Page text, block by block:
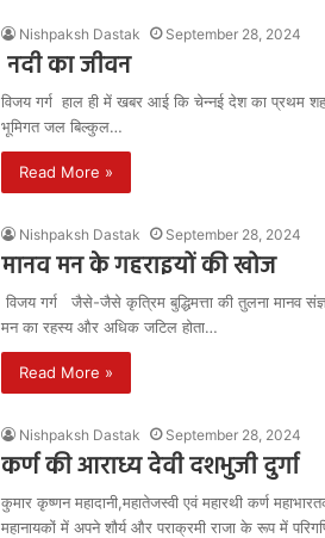
Nishpaksh Dastak September 28, 2024
नदी का जीवन
विजय गर्ग हाल ही में खबर आई कि चेन्नई देश का प्रथम
भूमिगत जल बिल्कुल…
Read More »
Nishpaksh Dastak September 28, 2024
मानव मन के गहराइयों की खोज
विजय गर्ग जैसे-जैसे कृत्रिम बुद्धिमत्ता की तुलना मानव
मन का रहस्य और अधिक जटिल होता…
Read More »
Nishpaksh Dastak September 28, 2024
कर्ण की आराध्य देवी दशभुजी दुर्गा
कुमार कृष्णन महादानी,महातेजस्वी एवं महारथी कर्ण
महानायकों में अपने शौर्य और पराक्रमी राजा के रूप में